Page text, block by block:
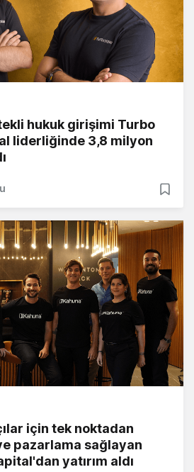
hukuk girişimi Turbo
liderliğinde 3,8 milyon
için tek noktadan
pazarlama sağlayan
yatırım aldı